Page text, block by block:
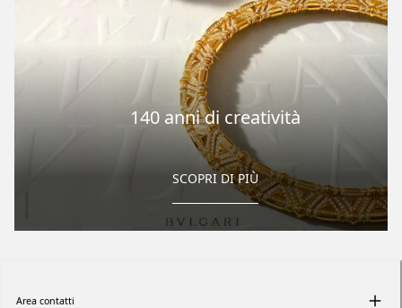
140 anni di creatività
SCOPRI DI PIÙ
Area contatti